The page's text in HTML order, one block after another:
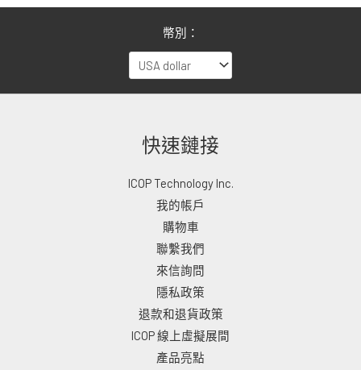
幣別：
快速鏈接
ICOP Technology Inc.
我的帳戶
購物車
聯繫我們
來信詢問
隱私政策
退款和退貨政策
ICOP 線上虛擬展間
產品亮點